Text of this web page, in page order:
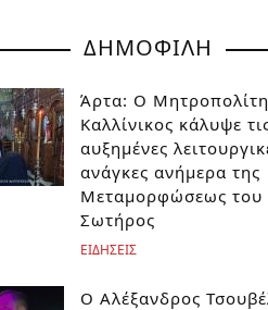
ΔΗΜΟΦΙΛΗ
Άρτα: Ο
Καλλίνικος κάλυψε
αυξημένες
ανάγκες ανήμερα της
Μεταμορφώσεως του
Σωτήρος
ΕΙΔΗΣΕΙΣ
Ο Αλέξανδρος